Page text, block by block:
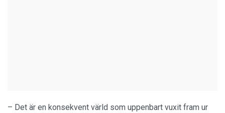
– Det är en konsekvent värld som uppenbart vuxit fram ur